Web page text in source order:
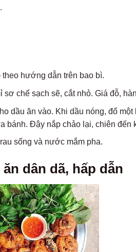
theo hướng dẫn trên bao bì.
sơ chế sạch sẽ, cắt nhỏ. Giá đỗ,
dầu ăn vào. Khi dầu nóng, đổ
bánh. Đậy nắp chảo lại, chiên đến
sống và nước mắm pha.
dân dã, hấp dẫn